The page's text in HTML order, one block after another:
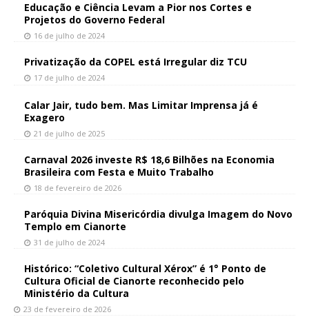
Educação e Ciência Levam a Pior nos Cortes e
Projetos do Governo Federal
16 de julho de 2024
Privatização da COPEL está Irregular diz TCU
17 de julho de 2024
Calar Jair, tudo bem. Mas Limitar Imprensa já é
Exagero
21 de julho de 2025
Carnaval 2026 investe R$ 18,6 Bilhões na Economia
Brasileira com Festa e Muito Trabalho
18 de fevereiro de 2026
Paróquia Divina Misericórdia divulga Imagem do Novo
Templo em Cianorte
31 de julho de 2024
Histórico: “Coletivo Cultural Xérox” é 1° Ponto de
Cultura Oficial de Cianorte reconhecido pelo
Ministério da Cultura
23 de fevereiro de 2026